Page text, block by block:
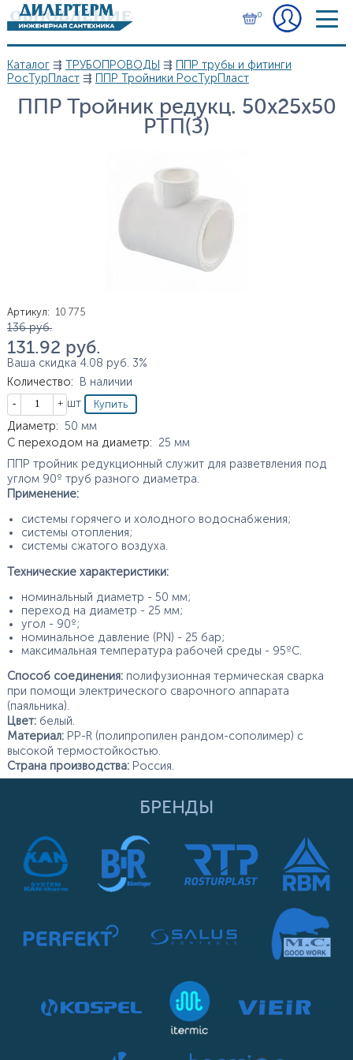
Перейти к основному содержанию
0
Вы здесь
Каталог⇶ ТРУБОПРОВОДЫ ⇶ ППР трубы и фитинги
РосТурПласт⇶ ППР Тройники РосТурПласт
ППР Тройник редукц. 50х25х50
РТП(З)
Артикул: 10 775
Цена
136 руб.
131.92 руб.
Ваша скидка 4.08 руб. 3%
Количество:
В наличии
Кол-во
шт
Характеристики
Диаметр: 50 мм
С переходом на диаметр: 25 мм
ППР тройник редукционный служит для разветвления под
углом 90º труб разного диаметра.
Применение:
системы горячего и холодного водоснабжения;
системы отопления;
системы сжатого воздуха.
Технические характеристики:
номинальный диаметр - 50 мм;
переход на диаметр - 25 мм;
угол - 90º;
номинальное давление (PN) - 25 бар;
максимальная температура рабочей среды - 95ºС.
Способ соединения:полифузионная термическая сварка
при помощи электрического сварочного аппарата
(паяльника).
Цвет:белый.
Материал:PP-R (полипропилен рандом-сополимер) с
высокой термостойкостью.
Страна производства:Россия.
БРЕНДЫ